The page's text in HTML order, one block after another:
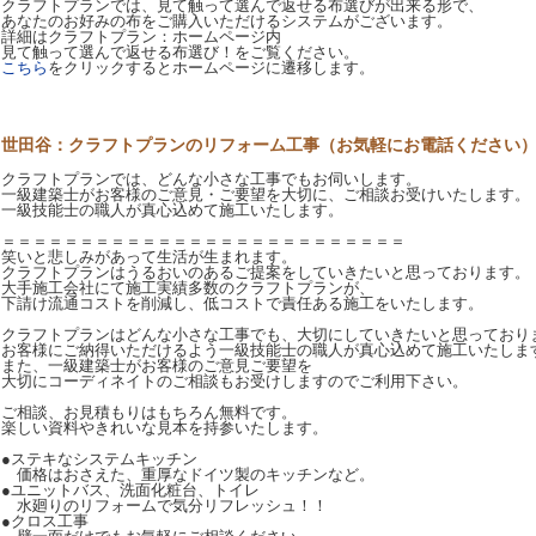
クラフトプランでは、見て触って選んで返せる布選びが出来る形で、
あなたのお好みの布をご購入いただけるシステムがございます。
詳細はクラフトプラン：ホームページ内
見て触って選んで返せる布選び！をご覧ください。
こちら をクリックするとホームページに遷移します。
世田谷：クラフトプランのリフォーム工事（お気軽にお電話ください）
クラフトプランでは、どんな小さな工事でもお伺いします。
一級建築士がお客様のご意見・ご要望を大切に、ご相談お受けいたします。
一級技能士の職人が真心込めて施工いたします。
＝＝＝＝＝＝＝＝＝＝＝＝＝＝＝＝＝＝＝＝＝＝＝＝＝＝
笑いと悲しみがあって生活が生まれます。
クラフトプランはうるおいのあるご提案をしていきたいと思っております。
大手施工会社にて施工実績多数のクラフトプランが、
下請け流通コストを削減し、低コストで責任ある施工をいたします。
クラフトプランはどんな小さな工事でも、大切にしていきたいと思っており
お客様にご納得いただけるよう一級技能士の職人が真心込めて施工いたしま
また、一級建築士がお客様のご意見ご要望を
大切にコーディネイトのご相談もお受けしますのでご利用下さい。
ご相談、お見積もりはもちろん無料です。
楽しい資料やきれいな見本を持参いたします。
●ステキなシステムキッチン
価格はおさえた、重厚なドイツ製のキッチンなど。
●ユニットバス、洗面化粧台、トイレ
水廻りのリフォームで気分リフレッシュ！！
●クロス工事